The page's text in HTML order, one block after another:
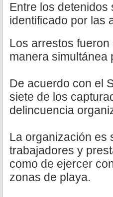
Entre los
identificado por las
Los arrestos
manera simultánea
De acuerdo con el
siete de los
delincuencia
La organización es
trabajadores y
como de ejercer
zonas de playa.